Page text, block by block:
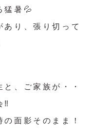
猛暑💦
あり、張り切って
、ご家族が・・
‼︎
面影そのまま！